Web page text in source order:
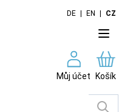
DE EN CZ
Můj účet Košík